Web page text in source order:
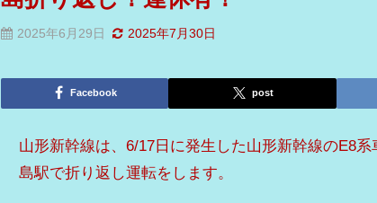
2025年6月29日 2025年7月30日
Facebook post
山形新幹線は、6/17日に発生した山形新幹線のE8
島駅で折り返し運転をします。